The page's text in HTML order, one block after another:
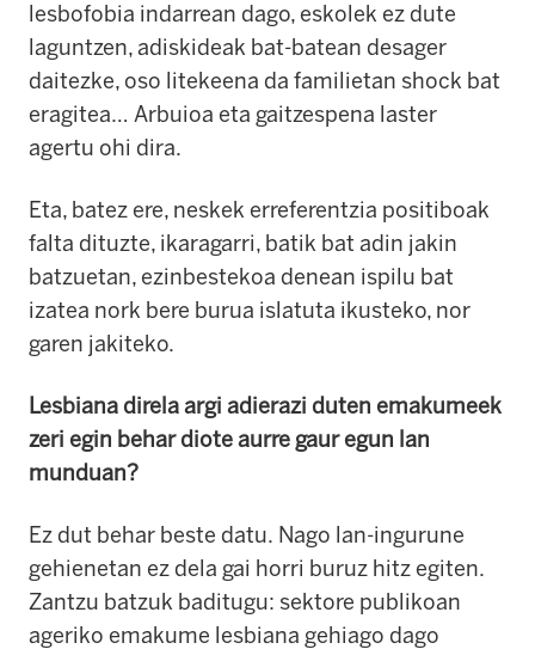
lesbofobia indarrean dago, eskolek ez dute
laguntzen, adiskideak bat-batean desager
daitezke, oso litekeena da familietan shock bat
eragitea… Arbuioa eta gaitzespena laster
agertu ohi dira.
Eta, batez ere, neskek erreferentzia positiboak
falta dituzte, ikaragarri, batik bat adin jakin
batzuetan, ezinbestekoa denean ispilu bat
izatea nork bere burua islatuta ikusteko, nor
garen jakiteko.
Lesbiana direla argi adierazi duten emakumeek
zeri egin behar diote aurre gaur egun lan
munduan?
Ez dut behar beste datu. Nago lan-ingurune
gehienetan ez dela gai horri buruz hitz egiten.
Zantzu batzuk baditugu: sektore publikoan
ageriko emakume lesbiana gehiago dago